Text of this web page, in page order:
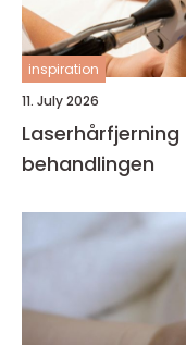
inspiration
11. July 2026
Laserhårfjerning hva du bør vite før du velger
behandlingen